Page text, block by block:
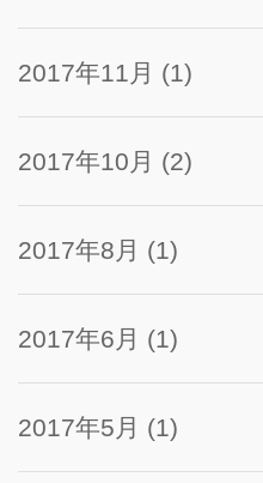
2017年11月 (1)
2017年10月 (2)
2017年8月 (1)
2017年6月 (1)
2017年5月 (1)